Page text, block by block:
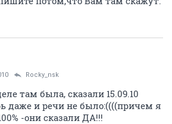
Rocky_nsk
там была, сказали 15.09.10
даже и речи не было:((((причем я
-они сказали ДА!!!